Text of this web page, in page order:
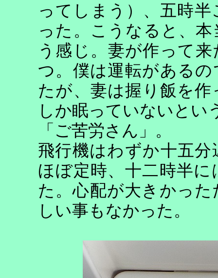
ってしまう）、五時
った。こうなると、
う感じ。妻が作って
つ。僕は運転がある
たが、妻は握り飯を
しか眠っていないとい
「ご苦労さん」。
飛行機はわずか十五
ほぼ定時、十二時半
た。心配が大きかっ
しい事もなかった。